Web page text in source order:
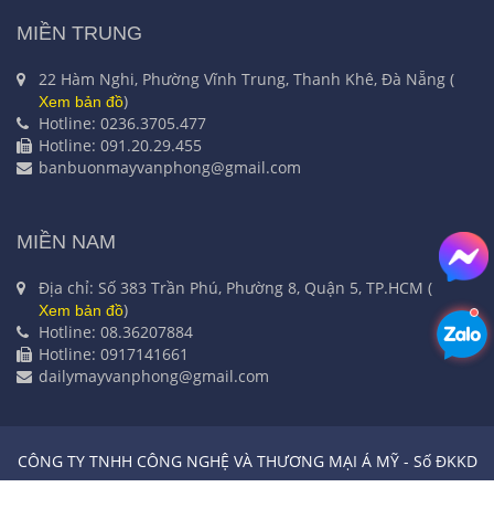
MIỀN TRUNG
22 Hàm Nghi, Phường Vĩnh Trung, Thanh Khê, Đà Nẵng (
Xem bản đồ)
Hotline: 0236.3705.477
Hotline: 091.20.29.455
banbuonmayvanphong@gmail.com
MIỀN NAM
Địa chỉ: Số 383 Trần Phú, Phường 8, Quận 5, TP.HCM (
Xem bản đồ)
Hotline: 08.36207884
Hotline: 0917141661
dailymayvanphong@gmail.com
CÔNG TY TNHH CÔNG NGHỆ VÀ THƯƠNG MẠI Á MỸ - Số ĐKKD